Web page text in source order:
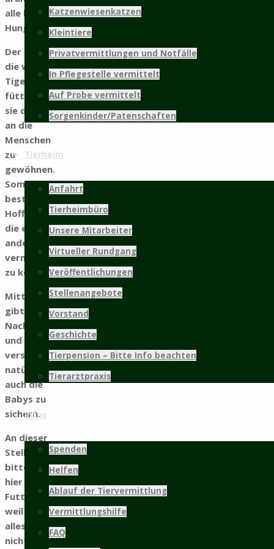
Katzenwiesenkatzen
Kleintiere
Privatvermittlungen und Notfälle
In Pflegestelle vermittelt
Auf Probe vermittelt
Sorgenkinder/Patenschaften
Tierheim
Anfahrt
Tierheimbüro
Unsere Mitarbeiter
Virtueller Rundgang
Veröffentlichungen
Stellenangebote
Vorstand
Geschichte
Tierpension – Bitte Info beachten
Tierarztpraxis
Infos
Spenden
Helfen
Ablauf der Tiervermittlung
Vermittlungshilfe
FAQ
alle haben
Hunger.
Der Plan ist,
die wilden
Tiger zu
füttern um
sie dadurch
an die
Menschen
zu
gewöhnen.
Somit
besteht die
Hoffnung,
die ein oder
andere
vermitteln
zu können.
Mittlerweile
gibt es auch
Nachwuchs
und wir
versuchen
natürlich,
auch die
Babys zu
sichern.
An dieser
Stelle
bitten wir
hier um
Futterspenden,
weil wir das
alles alleine
nicht mehr